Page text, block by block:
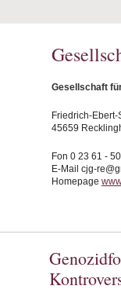
Gesellschaft
Friedrich-Ebert-
45659
Fon 0 23 61 -
E-Mail cjg-
Homepage